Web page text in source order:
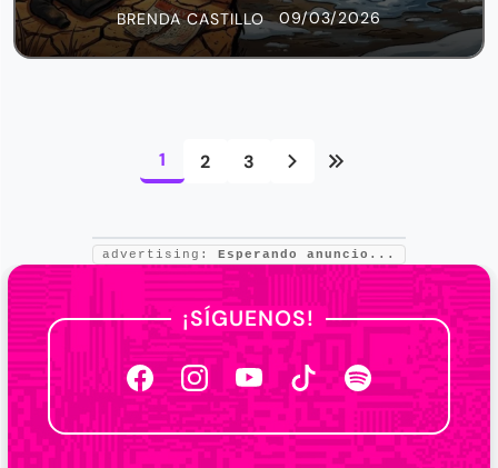
BRENDA CASTILLO 09/03/2026
advertising: Esperando anuncio...
1 2 3
¡SÍGUENOS!